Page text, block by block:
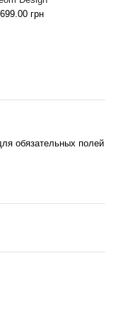
3,699.00
обязательных полей